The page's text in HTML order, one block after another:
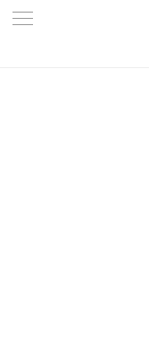
-->